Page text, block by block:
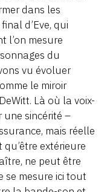
dans les
d’Eve, qui
l’on mesure
du
vu évoluer
le miroir
Là où la voix-
une sincérité –
mais réelle
qu’être extérieure
ne peut être
se mesure ici tout